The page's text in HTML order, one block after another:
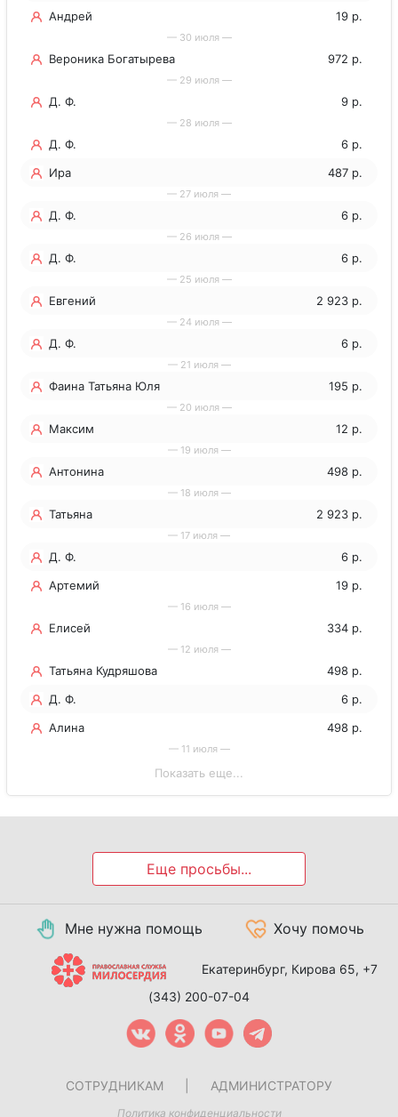
Андрей
19 р.
— 30 июля —
Вероника Богатырева 972 р.
— 29 июля —
Д. Ф. 9 р.
— 28 июля —
Д. Ф.
6 р.
Ира
487 р.
— 27 июля —
Д. Ф. 6 р.
— 26 июля —
Д. Ф. 6 р.
— 25 июля —
Евгений 2 923 р.
— 24 июля —
Д. Ф. 6 р.
— 21 июля —
Фаина Татьяна Юля 195 р.
— 20 июля —
Максим 12 р.
— 19 июля —
Антонина 498 р.
— 18 июля —
Татьяна 2 923 р.
— 17 июля —
Д. Ф.
6 р.
Артемий
19 р.
— 16 июля —
Елисей 334 р.
— 12 июля —
Татьяна Кудряшова
498 р.
Д. Ф.
6 р.
Алина
498 р.
— 11 июля —
Показать еще...
Еще просьбы...
Мне нужна помощь Хочу помочь
Екатеринбург, Кирова 65, +7
(343) 200-07-04
СОТРУДНИКАМ АДМИНИСТРАТОРУ
Политика конфиденциальности